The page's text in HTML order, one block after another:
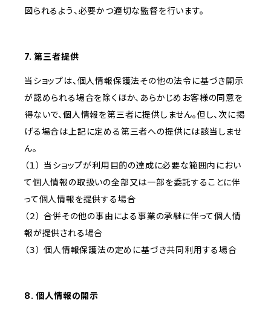
図られるよう、必要かつ適切な監督を行います。
7. 第三者提供
当ショップは、個人情報保護法その他の法令に基づき開示
が認められる場合を除くほか、あらかじめお客様の同意を
得ないで、個人情報を第三者に提供しません。但し、次に掲
げる場合は上記に定める第三者への提供には該当しませ
ん。
（１） 当ショップが利用目的の達成に必要な範囲内におい
て個人情報の取扱いの全部又は一部を委託することに伴
って個人情報を提供する場合
（２） 合併その他の事由による事業の承継に伴って個人情
報が提供される場合
（３） 個人情報保護法の定めに基づき共同利用する場合
8. 個人情報の開示